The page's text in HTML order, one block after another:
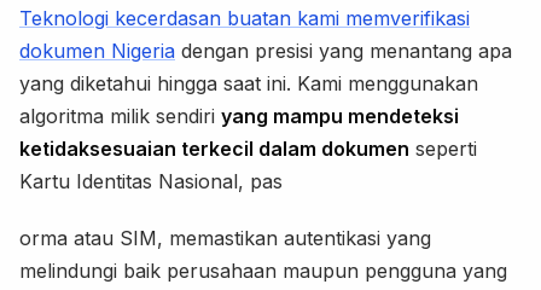
Teknologi kecerdasan buatan kami memverifikasi
dokumen Nigeria dengan presisi yang menantang apa
yang diketahui hingga saat ini. Kami menggunakan
algoritma milik sendiri yang mampu mendeteksi
ketidaksesuaian terkecil dalam dokumen seperti
Kartu Identitas Nasional, pas
orma atau SIM, memastikan autentikasi yang
melindungi baik perusahaan maupun pengguna yang